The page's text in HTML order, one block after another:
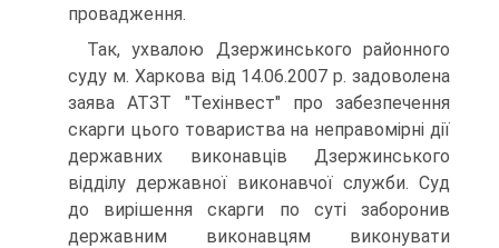
провадження.
Так, ухвалою Дзержинського районного
суду м. Харкова від 14.06.2007 р. задоволена
заява АТЗТ "Техінвест" про забезпечення
скарги цього товариства на неправомірні дії
державних виконавців Дзержинського
відділу державної виконавчої служби. Суд
до вирішення скарги по суті заборонив
державним виконавцям виконувати